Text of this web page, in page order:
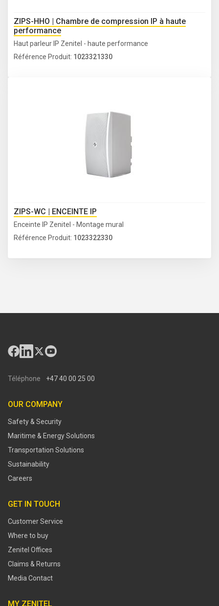
ZIPS-HHO | Chambre de compression IP à haute
performance
Haut parleur IP Zenitel - haute performance
Référence Produit: 1023321330
ZIPS-WC | ENCEINTE IP
Enceinte IP Zenitel - Montage mural
Référence Produit: 1023322330
Téléphone +47 40 00 25 00
OUR COMPANY
Safety & Security
Maritime & Energy Solutions
Transportation Solutions
Sustainability
Careers
GET IN TOUCH
Customer Service
Where to buy
Zenitel Offices
Claims & Returns
Media Contact
MY ZENITEL